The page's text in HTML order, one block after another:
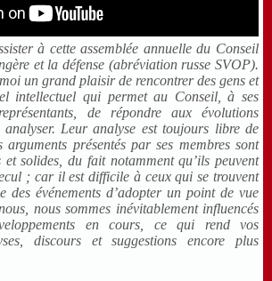
à cette assemblée annuelle du Conseil
et la défense (abréviation russe SVOP).
un grand plaisir de rencontrer des gens et
intellectuel qui permet au Conseil, à ses
de répondre aux évolutions
Leur analyse est toujours libre de
arguments présentés par ses membres sont
et solides, du fait notamment qu’ils peuvent
; car il est difficile à ceux qui se trouvent
des événements d’adopter un point de vue
nous sommes inévitablement influencés
en cours, ce qui rend vos
discours et suggestions encore plus